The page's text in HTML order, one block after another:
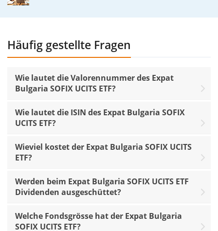
Häufig gestellte Fragen
Wie lautet die Valorennummer des Expat
Bulgaria SOFIX UCITS ETF?
Wie lautet die ISIN des Expat Bulgaria SOFIX
UCITS ETF?
Wieviel kostet der Expat Bulgaria SOFIX UCITS
ETF?
Werden beim Expat Bulgaria SOFIX UCITS ETF
Dividenden ausgeschüttet?
Welche Fondsgrösse hat der Expat Bulgaria
SOFIX UCITS ETF?